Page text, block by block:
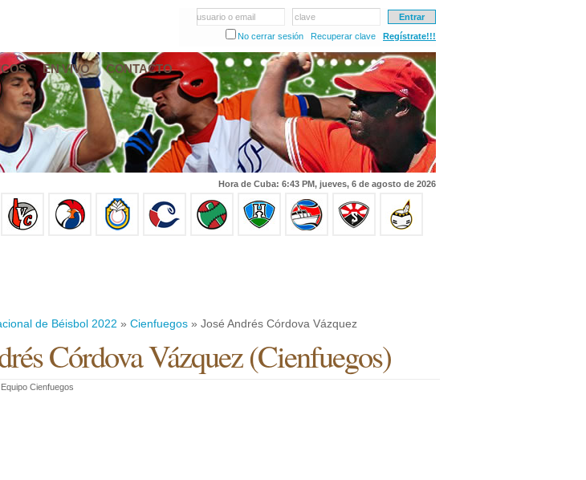
usuario o email
clave
No cerrar sesión
Recuperar clave Regístrate!!!
EN VIVO CONTACTO
Hora de Cuba: 6:43 PM, jueves, 6 de agosto de 2026
de Béisbol 2022 » Cienfuegos » José Andrés Córdova Vázquez
Córdova Vázquez(Cienfuegos)
Equipo Cienfuegos